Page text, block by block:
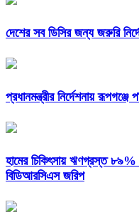
দেশের সব ডিসির জন্য জরুরি
প্রধানমন্ত্রীর নির্দেশনায় রূপগঞ্জে
হামের চিকিৎসায় ঋণগ্রস্ত ৮৯%
বিডিআরসিএস জরিপ